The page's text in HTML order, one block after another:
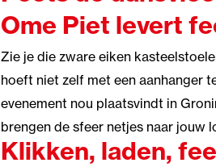
Ome Piet levert
Zie je die zware eiken
hoeft niet zelf met een aanhanger
evenement nou plaatsvindt in
brengen de sfeer netjes naar jouw
Klikken, laden,